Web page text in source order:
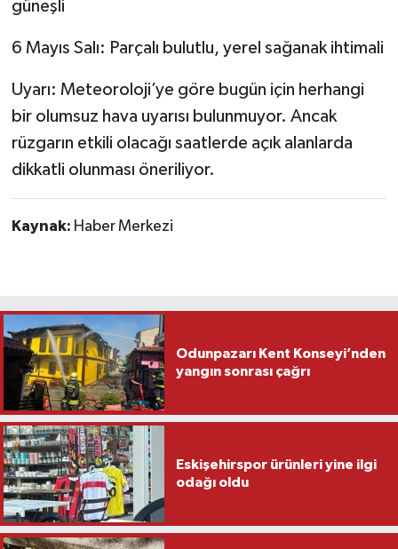
güneşli
6 Mayıs Salı: Parçalı bulutlu, yerel sağanak ihtimali
Uyarı: Meteoroloji’ye göre bugün için herhangi
bir olumsuz hava uyarısı bulunmuyor. Ancak
rüzgarın etkili olacağı saatlerde açık alanlarda
dikkatli olunması öneriliyor.
Kaynak: Haber Merkezi
Odunpazarı Kent Konseyi’nden
yangın sonrası çağrı
Eskişehirspor ürünleri yine ilgi
odağı oldu